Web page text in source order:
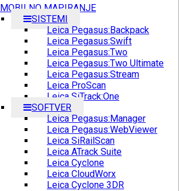
MOBILNO MAPIRANJE
SISTEMI
Leica Pegasus:Backpack
Leica Pegasus:Swift
Leica Pegasus:Two
Leica Pegasus:Two Ultimate
Leica Pegasus:Stream
Leica ProScan
Leica SiTrack:One
SOFTVER
Leica Pegasus:Manager
Leica Pegasus:WebViewer
Leica SiRailScan
Leica ATrack Suite
Leica Cyclone
Leica CloudWorx
Leica Cyclone 3DR